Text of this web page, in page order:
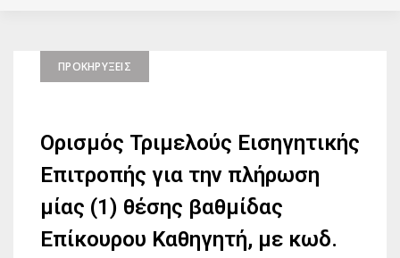
ΠΡΟΚΗΡΎΞΕΙΣ
Oρισμός Τριμελούς Εισηγητικής
Επιτροπής για την πλήρωση
μίας (1) θέσης βαθμίδας
Επίκουρου Καθηγητή, με κωδ.